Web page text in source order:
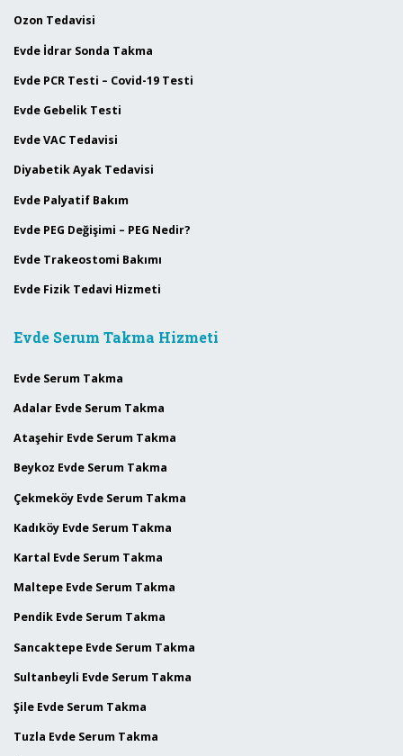
Ozon Tedavisi
Evde İdrar Sonda Takma
Evde PCR Testi – Covid-19 Testi
Evde Gebelik Testi
Evde VAC Tedavisi
Diyabetik Ayak Tedavisi
Evde Palyatif Bakım
Evde PEG Değişimi – PEG Nedir?
Evde Trakeostomi Bakımı
Evde Fizik Tedavi Hizmeti
Evde Serum Takma Hizmeti
Evde Serum Takma
Adalar Evde Serum Takma
Ataşehir Evde Serum Takma
Beykoz Evde Serum Takma
Çekmeköy Evde Serum Takma
Kadıköy Evde Serum Takma
Kartal Evde Serum Takma
Maltepe Evde Serum Takma
Pendik Evde Serum Takma
Sancaktepe Evde Serum Takma
Sultanbeyli Evde Serum Takma
Şile Evde Serum Takma
Tuzla Evde Serum Takma